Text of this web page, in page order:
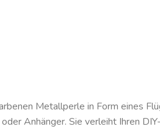
Metallperle in Form eines
Anhänger. Sie verleiht Ihren